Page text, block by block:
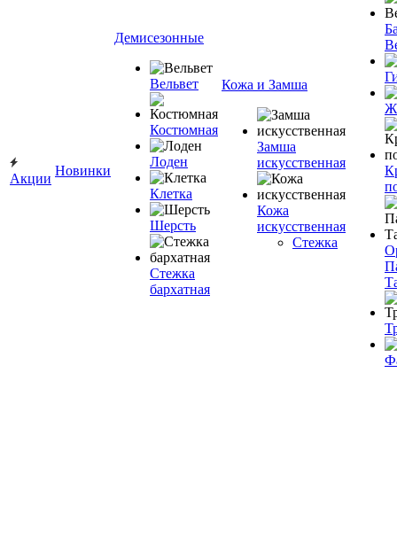
Акции
Новинки
Демисезонные
Вельвет
Костюмная
Лоден
Клетка
Шерсть
Стежка
бархатная
Кожа и Замша
Замша
искусственная
Кожа
искусственная
Стежка